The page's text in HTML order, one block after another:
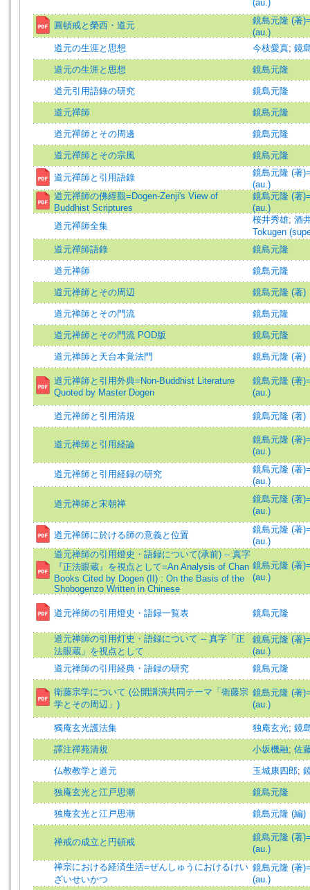
(au.)
圓頓戒と榮西・道元
鏡島元隆 (著
(au.)
道元の生涯と思想
今枝愛真; 鏡
道元の生涯と思想 鏡島元隆
道元引用語錄の研究 鏡島元隆
道元禪師 鏡島元隆
道元禪師とその周邊 鏡島元隆
道元禪師とその宗風 鏡島元隆
道元禪師と引用語錄
鏡島元隆 (著
(au.)
道元禪師の佛經觀=Dogen-Zenji's View of
Buddhist Scriptures
鏡島元隆 (著
(au.)
道元禪師全集
桜井秀雄; 酒
Tokugen
道元禪師語錄
鏡島元隆
道元禅師 鏡島元隆
道元禅師とその周辺 鏡島元隆 (著)
道元禅師とその門流 鏡島元隆
道元禅師とその門流 POD版 鏡島元隆
道元禅師と天台本覚法門 鏡島元隆 (著)
道元禅師と引用外典=Non-Buddhist Literature
Quoted by Master Dogen
鏡島元隆 (著
(au.)
道元禅師と引用清規 鏡島元隆 (著)
道元禅師と引用経論
鏡島元隆 (著
(au.)
道元禅師と引用経録の研究
鏡島元隆 (著
(au.)
道元禅師と宋朝禅
鏡島元隆 (著
(au.)
道元禅師に於ける師の意義と位置
鏡島元隆 (著
(au.)
道元禅師の引用燈史・語録について(承前) -- 真字
『正法眼蔵』を視点として=An Analysis of Chan
Books Cited by Dogen (II) : On the Basis of the
Shobogenzo Written in Chinese
鏡島元隆 (著
(au.)
道元禅師の引用燈史・語録一覧表 鏡島元隆
道元禅師の引用灯史・語録について -- 真字「正
法眼蔵」を視点として
鏡島元隆 (著
(au.)
道元禅師の引用経典・語録の研究
鏡島元隆
衛藤宗学について (公開講演共同テーマ「衛藤宗
学とその周辺」)
鏡島元隆 (著
(au.)
獨庵玄光護法集 独庵玄光; 鏡
譯注禪苑清規 小坂機融; 佐
仏教教学と道元 玉城康四郎;
独庵玄光と江戸思潮 鏡島元隆
独庵玄光と江戸思潮 鏡島元隆 (編)
禅戒の成立と円頓戒
鏡島元隆 (著
(au.)
禅宗における経済生活=ぜんしゅうにおけるけい
ざいせいかつ
鏡島元隆 (著
(au.)